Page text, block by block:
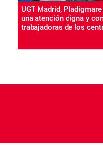
UGT Madrid,
una atención digna y
trabajadoras de los